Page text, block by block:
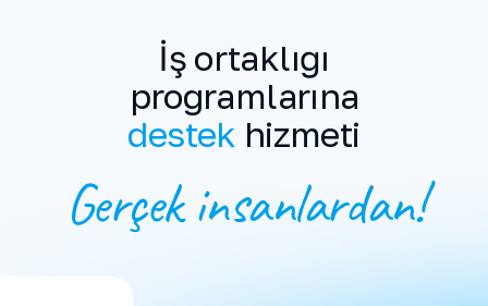
İş ortaklığı
programlarına
destek hizmeti
Gerçek insanlardan!